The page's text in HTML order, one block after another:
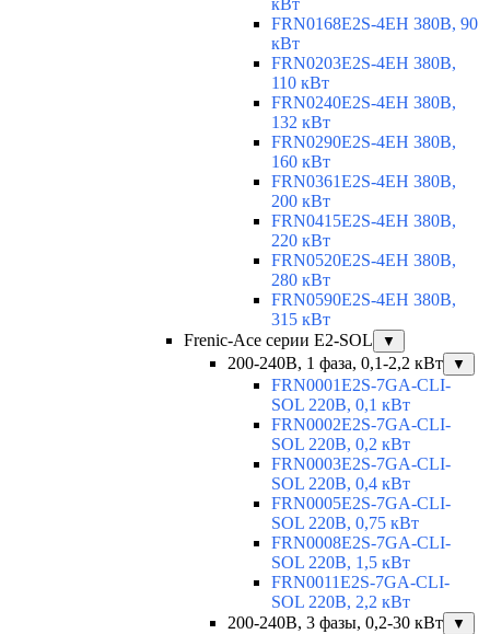
кВт
FRN0168E2S-4EH 380В, 90
кВт
FRN0203E2S-4EH 380В,
110 кВт
FRN0240E2S-4EH 380В,
132 кВт
FRN0290E2S-4EH 380В,
160 кВт
FRN0361E2S-4EH 380В,
200 кВт
FRN0415E2S-4EH 380В,
220 кВт
FRN0520E2S-4EH 380В,
280 кВт
FRN0590E2S-4EH 380В,
315 кВт
Frenic-Ace серии E2-SOL
▼
200-240В, 1 фаза, 0,1-2,2 кВт ▼
FRN0001E2S-7GA-CLI-
SOL 220В, 0,1 кВт
FRN0002E2S-7GA-CLI-
SOL 220В, 0,2 кВт
FRN0003E2S-7GA-CLI-
SOL 220В, 0,4 кВт
FRN0005E2S-7GA-CLI-
SOL 220В, 0,75 кВт
FRN0008E2S-7GA-CLI-
SOL 220В, 1,5 кВт
FRN0011E2S-7GA-CLI-
SOL 220В, 2,2 кВт
200-240В, 3 фазы, 0,2-30 кВт
▼